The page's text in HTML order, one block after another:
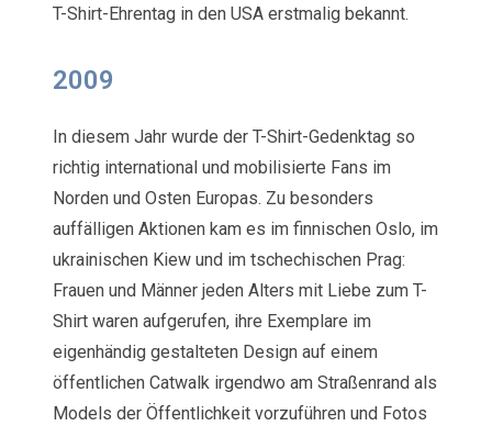
T-Shirt-Ehrentag in den USA erstmalig bekannt.
2009
In diesem Jahr wurde der T-Shirt-Gedenktag so
richtig international und mobilisierte Fans im
Norden und Osten Europas. Zu besonders
auffälligen Aktionen kam es im finnischen Oslo, im
ukrainischen Kiew und im tschechischen Prag:
Frauen und Männer jeden Alters mit Liebe zum T-
Shirt waren aufgerufen, ihre Exemplare im
eigenhändig gestalteten Design auf einem
öffentlichen Catwalk irgendwo am Straßenrand als
Models der Öffentlichkeit vorzuführen und Fotos